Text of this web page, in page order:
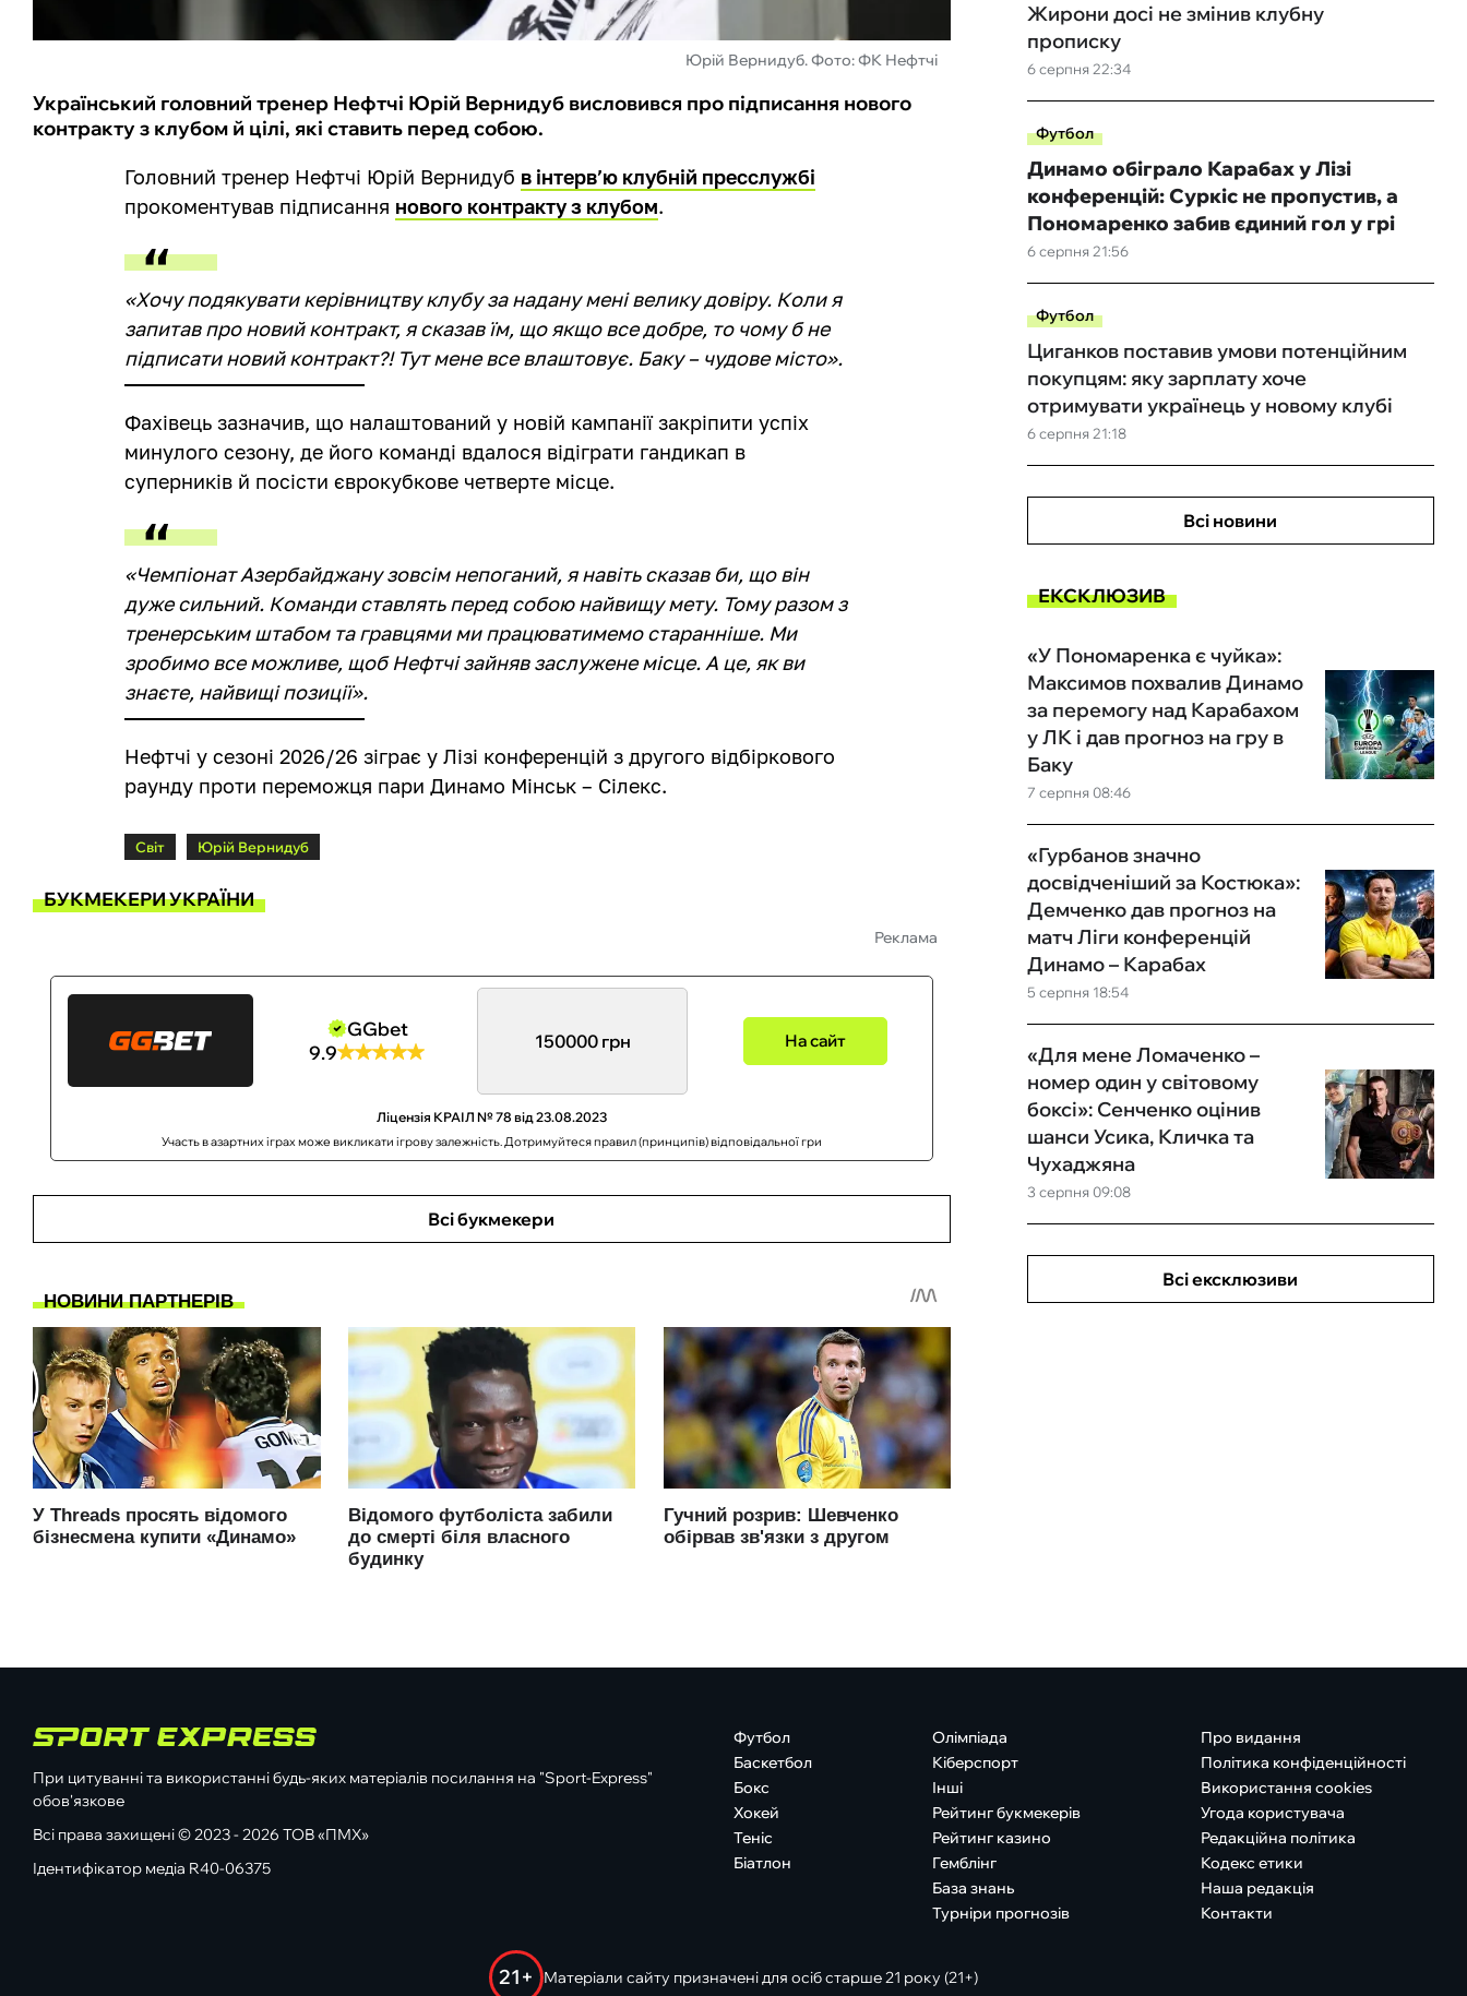
Юрій Вернидуб. Фото: ФК Нефтчі
Український головний тренер Нефтчі Юрій Вернидуб висловився про підписання нового
контракту з клубом й цілі, які ставить перед собою.
Головний тренер Нефтчі Юрій Вернидуб в інтерв’ю клубній пресслужбі
прокоментував підписання нового контракту з клубом.
«Хочу подякувати керівництву клубу за надану мені велику довіру. Коли я
запитав про новий контракт, я сказав їм, що якщо все добре, то чому б не
підписати новий контракт?! Тут мене все влаштовує. Баку – чудове місто».
Фахівець зазначив, що налаштований у новій кампанії закріпити успіх
минулого сезону, де його команді вдалося відіграти гандикап в
суперників й посісти єврокубкове четверте місце.
«Чемпіонат Азербайджану зовсім непоганий, я навіть сказав би, що він
дуже сильний. Команди ставлять перед собою найвищу мету. Тому разом з
тренерським штабом та гравцями ми працюватимемо старанніше. Ми
зробимо все можливе, щоб Нефтчі зайняв заслужене місце. А це, як ви
знаєте, найвищі позиції».
Нефтчі у сезоні 2026/26 зіграє у Лізі конференцій з другого відбіркового
раунду проти переможця пари Динамо Мінськ – Сілекс.
Світ Юрій Вернидуб
БУКМЕКЕРИ УКРАЇНИ
Реклама
GGbet
9.9
150000 грн На сайт
Ліцензія КРАІЛ № 78 від 23.08.2023
Участь в азартних іграх може викликати ігрову залежність. Дотримуйтеся правил (принципів) відповідальної гри
Всі букмекери
6 серпня 22:34
Жирони досі не змінив клубну
прописку
Футбол
6 серпня 21:56
Динамо обіграло Карабах у Лізі
конференцій: Суркіс не пропустив, а
Пономаренко забив єдиний гол у грі
Футбол
6 серпня 21:18
Циганков поставив умови потенційним
покупцям: яку зарплату хоче
отримувати українець у новому клубі
Всі новини
ЕКСКЛЮЗИВ
7 серпня 08:46
«У Пономаренка є чуйка»:
Максимов похвалив Динамо
за перемогу над Карабахом
у ЛК і дав прогноз на гру в
Баку
5 серпня 18:54
«Гурбанов значно
досвідченіший за Костюка»:
Демченко дав прогноз на
матч Ліги конференцій
Динамо – Карабах
3 серпня 09:08
«Для мене Ломаченко –
номер один у світовому
боксі»: Сенченко оцінив
шанси Усика, Кличка та
Чухаджяна
Всі ексклюзиви
При цитуванні та використанні будь-яких матеріалів посилання на "Sport-Express"
обов'язкове
Всі права захищені © 2023 - 2026 ТОВ «ПМХ»
Ідентифікатор медіа R40-06375
Футбол
Баскетбол
Бокс
Хокей
Теніс
Біатлон
Олімпіада
Кіберспорт
Інші
Рейтинг букмекерів
Рейтинг казино
Гемблінг
База знань
Турніри прогнозів
Про видання
Політика конфіденційності
Використання cookies
Угода користувача
Редакційна політика
Кодекс етики
Наша редакція
Контакти
21+ Матеріали сайту призначені для осіб старше 21 року (21+)